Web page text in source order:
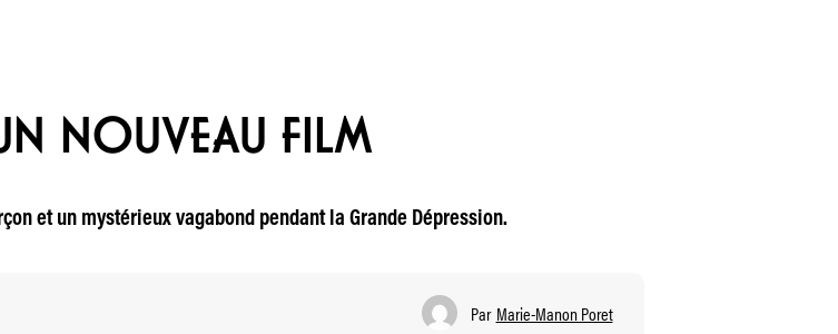
NOUVEAU FILM
et un mystérieux vagabond pendant la Grande Dépression.
Par Marie-Manon Poret